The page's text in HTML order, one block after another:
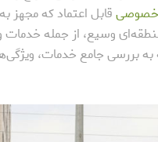
خصوصیقابل اعتماد که مجهز
وسیع، از جمله خدمات
به بررسی جامع خدمات،